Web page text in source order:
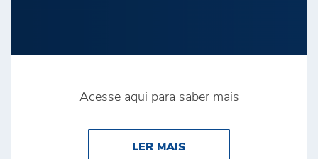
Acesse aqui para saber mais
LER MAIS